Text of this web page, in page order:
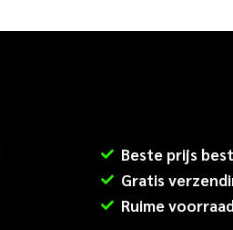
Beste prijs
Gratis
Ruime